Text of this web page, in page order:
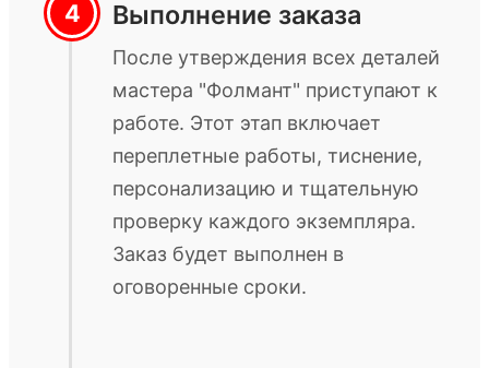
Выполнение заказа
После утверждения всех деталей
мастера "Фолмант" приступают к
работе. Этот этап включает
переплетные работы, тиснение,
персонализацию и тщательную
проверку каждого экземпляра.
Заказ будет выполнен в
оговоренные сроки.